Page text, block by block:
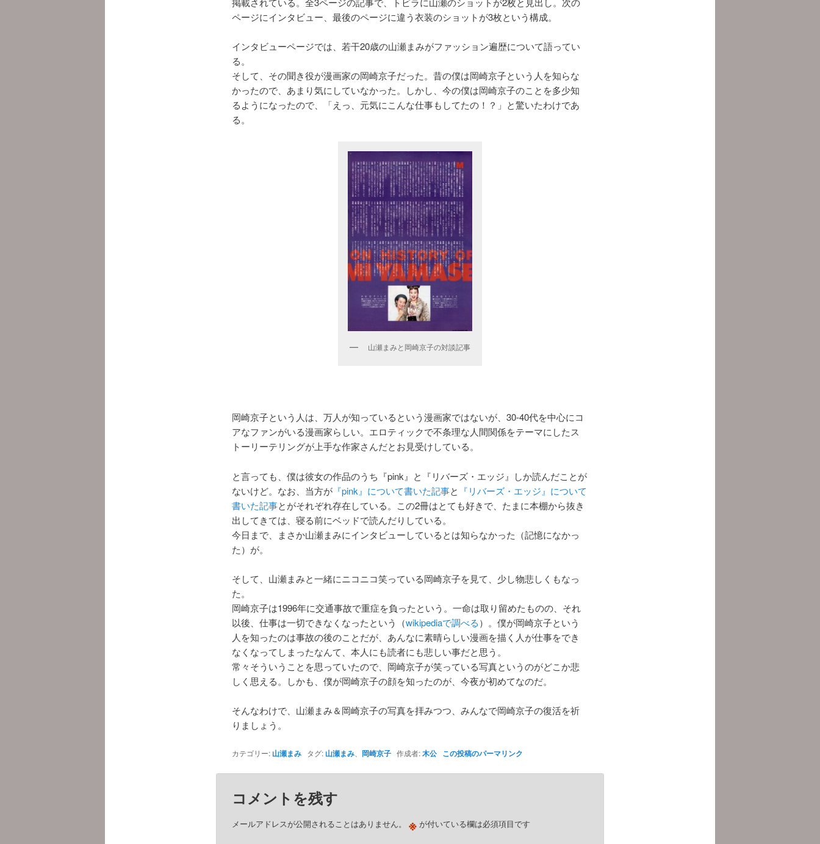
ページにインタビュー、最後のページに違う衣装のショットが3枚という構成。
インタビューページでは、若干20歳の山瀬まみがファッション遍歴について語ってい
る。
そして、その聞き役が漫画家の岡崎京子だった。昔の僕は岡崎京子という人を知らな
かったので、あまり気にしていなかった。しかし、今の僕は岡崎京子のことを多少知
るようになったので、「えっ、元気にこんな仕事もしてたの！？」と驚いたわけであ
る。
山瀬まみと岡崎京子の対談記事
岡崎京子という人は、万人が知っているという漫画家ではないが、30-40代を中心にコ
アなファンがいる漫画家らしい。エロティックで不条理な人間関係をテーマにしたス
トーリーテリングが上手な作家さんだとお見受けしている。
と言っても、僕は彼女の作品のうち『pink』と『リバーズ・エッジ』しか読んだことが
ないけど。なお、当方が『pink』について書いた記事と 『リバーズ・エッジ』について
書いた記事とがそれぞれ存在している。この2冊はとても好きで、たまに本棚から抜き
出してきては、寝る前にベッドで読んだりしている。
今日まで、まさか山瀬まみにインタビューしているとは知らなかった（記憶になかっ
た）が。
そして、山瀬まみと一緒にニコニコ笑っている岡崎京子を見て、少し物悲しくもなっ
た。
岡崎京子は1996年に交通事故で重症を負ったという。一命は取り留めたものの、それ
以後、仕事は一切できなくなったという（wikipediaで調べる）。僕が岡崎京子という
人を知ったのは事故の後のことだが、あんなに素晴らしい漫画を描く人が仕事をでき
なくなってしまったなんて、本人にも読者にも悲しい事だと思う。
常々そういうことを思っていたので、岡崎京子が笑っている写真というのがどこか悲
しく思える。しかも、僕が岡崎京子の顔を知ったのが、今夜が初めてなのだ。
そんなわけで、山瀬まみ＆岡崎京子の写真を拝みつつ、みんなで岡崎京子の復活を祈
りましょう。
カテゴリー: 山瀬まみタグ: 山瀬まみ、 岡崎京子作成者:木公 この投稿のパーマリンク
コメントを残す
メールアドレスが公開されることはありません。 ※が付いている欄は必須項目です